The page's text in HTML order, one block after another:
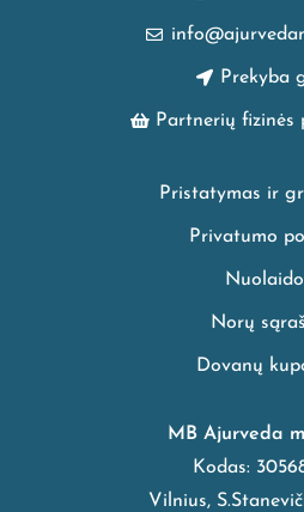
Prekyba
Partnerių fizinės
Pristatymas ir
Privatumo
Norų
Dovanų
MB Ajurveda
Kodas:
Vilnius,